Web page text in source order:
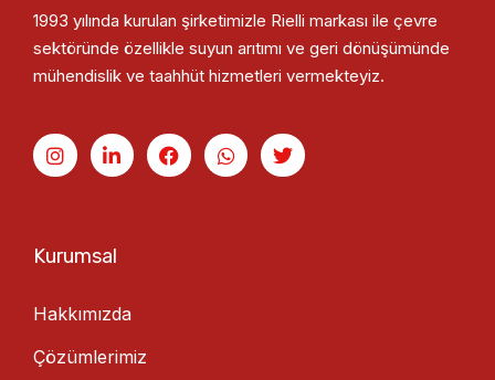
1993 yılında kurulan şirketimizle Rielli markası ile çevre
sektöründe özellikle suyun arıtımı ve geri dönüşümünde
mühendislik ve taahhüt hizmetleri vermekteyiz.
Kurumsal
Hakkımızda
Çözümlerimiz